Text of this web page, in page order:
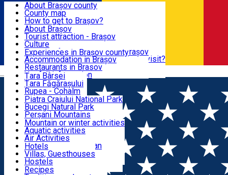
Română
BRAȘOV
EXPERIENCES
DESTINATIONS
NATURE
ACTIVE TOURISM
ACCOMMODATION
CULTURAL HERITAGE
About Brașov county
County map
How to get to Brașov?
Tourist Information Centers
Tourist Guides
Brașov Tourism Recommendations
Historical tourist attractions
What would a local recommend to visit?
Tourism news Brașov
Restaurants
About Brașov
Tourist attraction - Brașov
Culture
Tourist Information Center - Brașov
Accommodation in Brașov
Restaurants in Brasov
Usefull information
Experiences in Brașov county
Țara Bârsei
Țara Făgărașului
Rupea - Cohalm
ECO Destinations
Piatra Craiului National Park
Bucegi Natural Park
Perșani Mountains
Făgăraș Mountains
Postăvarul Peak
Măgura Codlei
Ciucaș Mountains
Protected areas
Other natural attractions
Speoturism
Mountain or winter activities
Aquatic activities
Air Activities
Adventure, Equestrian
Cycling, Running
Other activities
Hotels
Villas, Guesthouses
Hostels
Cottages
Recipes